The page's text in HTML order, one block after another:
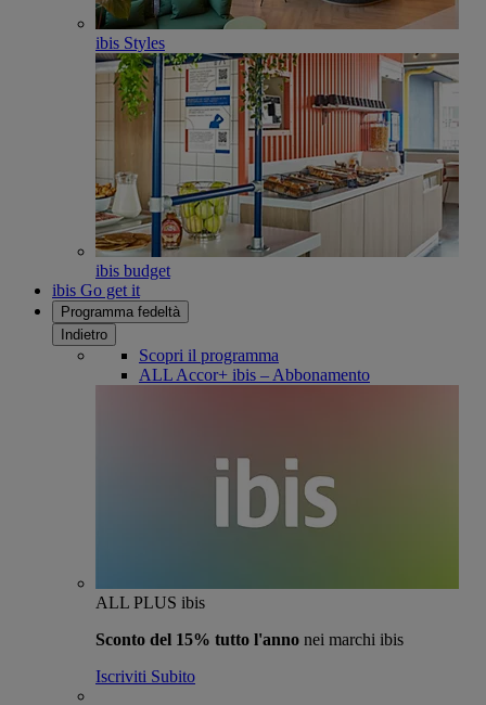
ibis Styles
ibis budget
ibis Go get it
Programma fedeltà
Indietro
Scopri il programma
ALL Accor+ ibis – Abbonamento
ALL PLUS ibis
Sconto del 15% tutto l'anno nei marchi ibis
Iscriviti Subito